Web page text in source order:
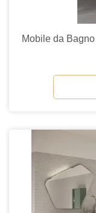
Mobile da